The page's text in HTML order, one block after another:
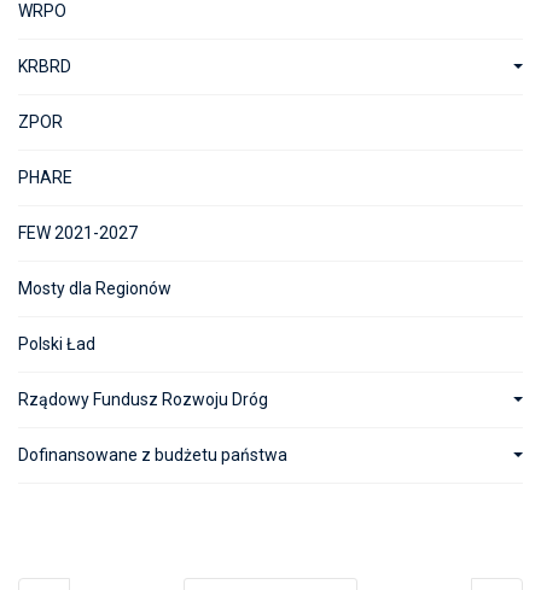
WRPO
KRBRD
ZPOR
PHARE
FEW 2021-2027
Mosty dla Regionów
Polski Ład
Rządowy Fundusz Rozwoju Dróg
Dofinansowane z budżetu państwa